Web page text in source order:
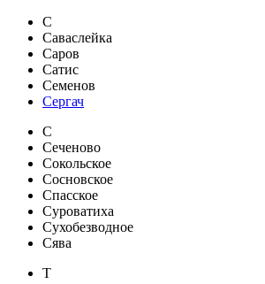
С
Саваслейка
Саров
Сатис
Семенов
Сергач
С
Сеченово
Сокольское
Сосновское
Спасское
Суроватиха
Сухобезводное
Сява
Т